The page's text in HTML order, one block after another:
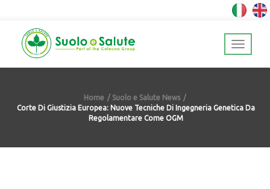
Home
Suolo e Salute News
Corte Di Giustizia Europea: Nuove Tecniche Di Ingegneria Genetica Da
Regolamentare Come OGM